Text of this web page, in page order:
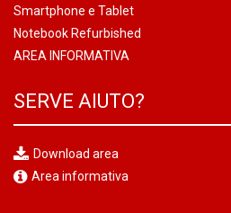
Smartphone e Tablet
Notebook Refurbished
AREA INFORMATIVA
SERVE AIUTO?
Download area
Area informativa